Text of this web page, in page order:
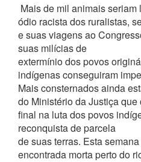
Mais de mil animais
ódio racista dos ruralistas,
e suas viagens ao
suas milícias de
extermínio dos povos
indígenas conseguiram
Mais consternados ainda
do Ministério da Justiça
final na luta dos povos
reconquista de parcela
de suas terras. Esta
encontrada morta perto do